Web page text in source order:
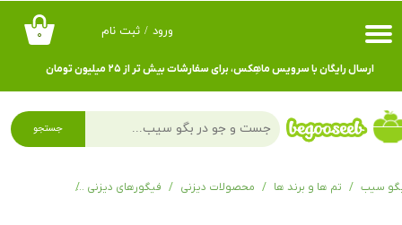
۰ ورود / ثبت نام
حساب کاربری من
تغییر گذر واژه
سفارشات
ارسال رایگان با سرویس ماهِکس، برای سفارشات بیش تر از ۲۵ میلیون تومان
جستجو
سیب تم ها و برند ها محصولات دیزنی فیگورهای دیزنی